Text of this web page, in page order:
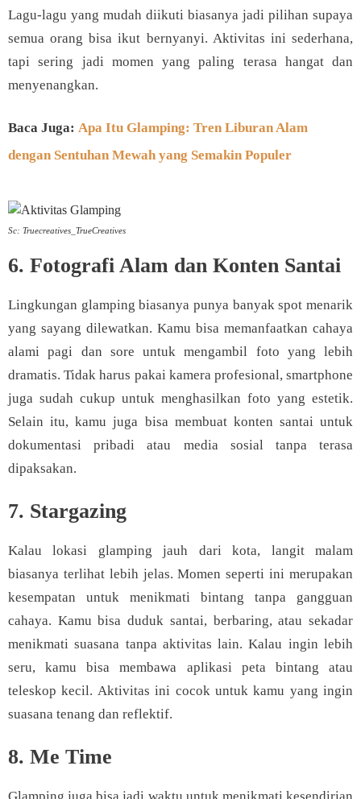
Lagu-lagu yang mudah diikuti biasanya jadi pilihan supaya
semua orang bisa ikut bernyanyi. Aktivitas ini sederhana,
tapi sering jadi momen yang paling terasa hangat dan
menyenangkan.
Baca Juga: Apa Itu Glamping: Tren Liburan Alam
dengan Sentuhan Mewah yang Semakin Populer
Sc: Truecreatives_TrueCreatives
6. Fotografi Alam dan Konten Santai
Lingkungan glamping biasanya punya banyak spot menarik
yang sayang dilewatkan. Kamu bisa memanfaatkan cahaya
alami pagi dan sore untuk mengambil foto yang lebih
dramatis. Tidak harus pakai kamera profesional, smartphone
juga sudah cukup untuk menghasilkan foto yang estetik.
Selain itu, kamu juga bisa membuat konten santai untuk
dokumentasi pribadi atau media sosial tanpa terasa
dipaksakan.
7. Stargazing
Kalau lokasi glamping jauh dari kota, langit malam
biasanya terlihat lebih jelas. Momen seperti ini merupakan
kesempatan untuk menikmati bintang tanpa gangguan
cahaya. Kamu bisa duduk santai, berbaring, atau sekadar
menikmati suasana tanpa aktivitas lain. Kalau ingin lebih
seru, kamu bisa membawa aplikasi peta bintang atau
teleskop kecil. Aktivitas ini cocok untuk kamu yang ingin
suasana tenang dan reflektif.
8. Me Time